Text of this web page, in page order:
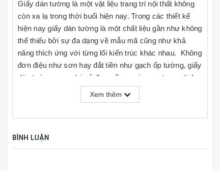
Giấy dán tường là một vật liệu trang trí nội thất không
còn xa lạ trong thời buổi hiện nay. Trong các thiết kế
hiện nay giấy dán tường là một chất liệu gần như không
thể thiếu bởi sự đa dạng về mẫu mã cũng như khả
năng thích ứng với từng lối kiến trúc khác nhau. Không
đơn điệu như sơn hay đắt tiền như gạch ốp tường, giấy
dán tường mang lại vẻ đẹp mềm mại, sang trọng, tinh
chọn, đồng thời giá cả cũng rất phải chăng. Cùng với
nhau trong căn phòng.
Xem thêm
BÌNH LUẬN